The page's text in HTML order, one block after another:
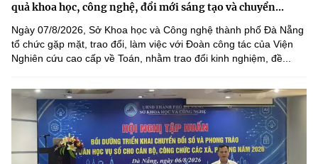
quả khoa học, công nghệ, đổi mới sáng tạo và chuyển...
Ngày 07/8/2026, Sở Khoa học và Công nghệ thành phố Đà Nẵng
tổ chức gặp mặt, trao đổi, làm việc với Đoàn công tác của Viện
Nghiên cứu cao cấp về Toán, nhằm trao đổi kinh nghiệm, đề...